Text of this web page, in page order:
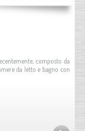
composto da
da letto e bagno con